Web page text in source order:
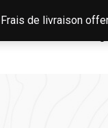
Frais de livraison